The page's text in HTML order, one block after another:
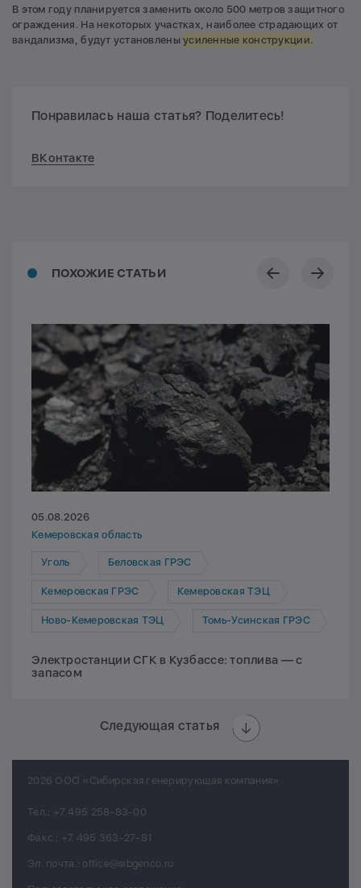
В этом году планируется заменить около 500 метров защитного
ограждения. На некоторых участках, наиболее страдающих от
вандализма, будут установленыусиленные конструкции.
Понравилась наша статья? Поделитесь!
ВКонтакте
ПОХОЖИЕ СТАТЬИ
05.08.2026
Кемеровская область
Уголь Беловская ГРЭС
Кемеровская ГРЭС Кемеровская ТЭЦ
Ново-Кемеровская ТЭЦ Томь-Усинская ГРЭС
Электростанции СГК в Кузбассе: топлива — с
запасом
Следующая статья
2026 ООО «Сибирская генерирующая компания»
Тел.: +7 495 258-83-00
Факс.: +7 495 363-27-81
Эл. почта.: office@sibgenco.ru